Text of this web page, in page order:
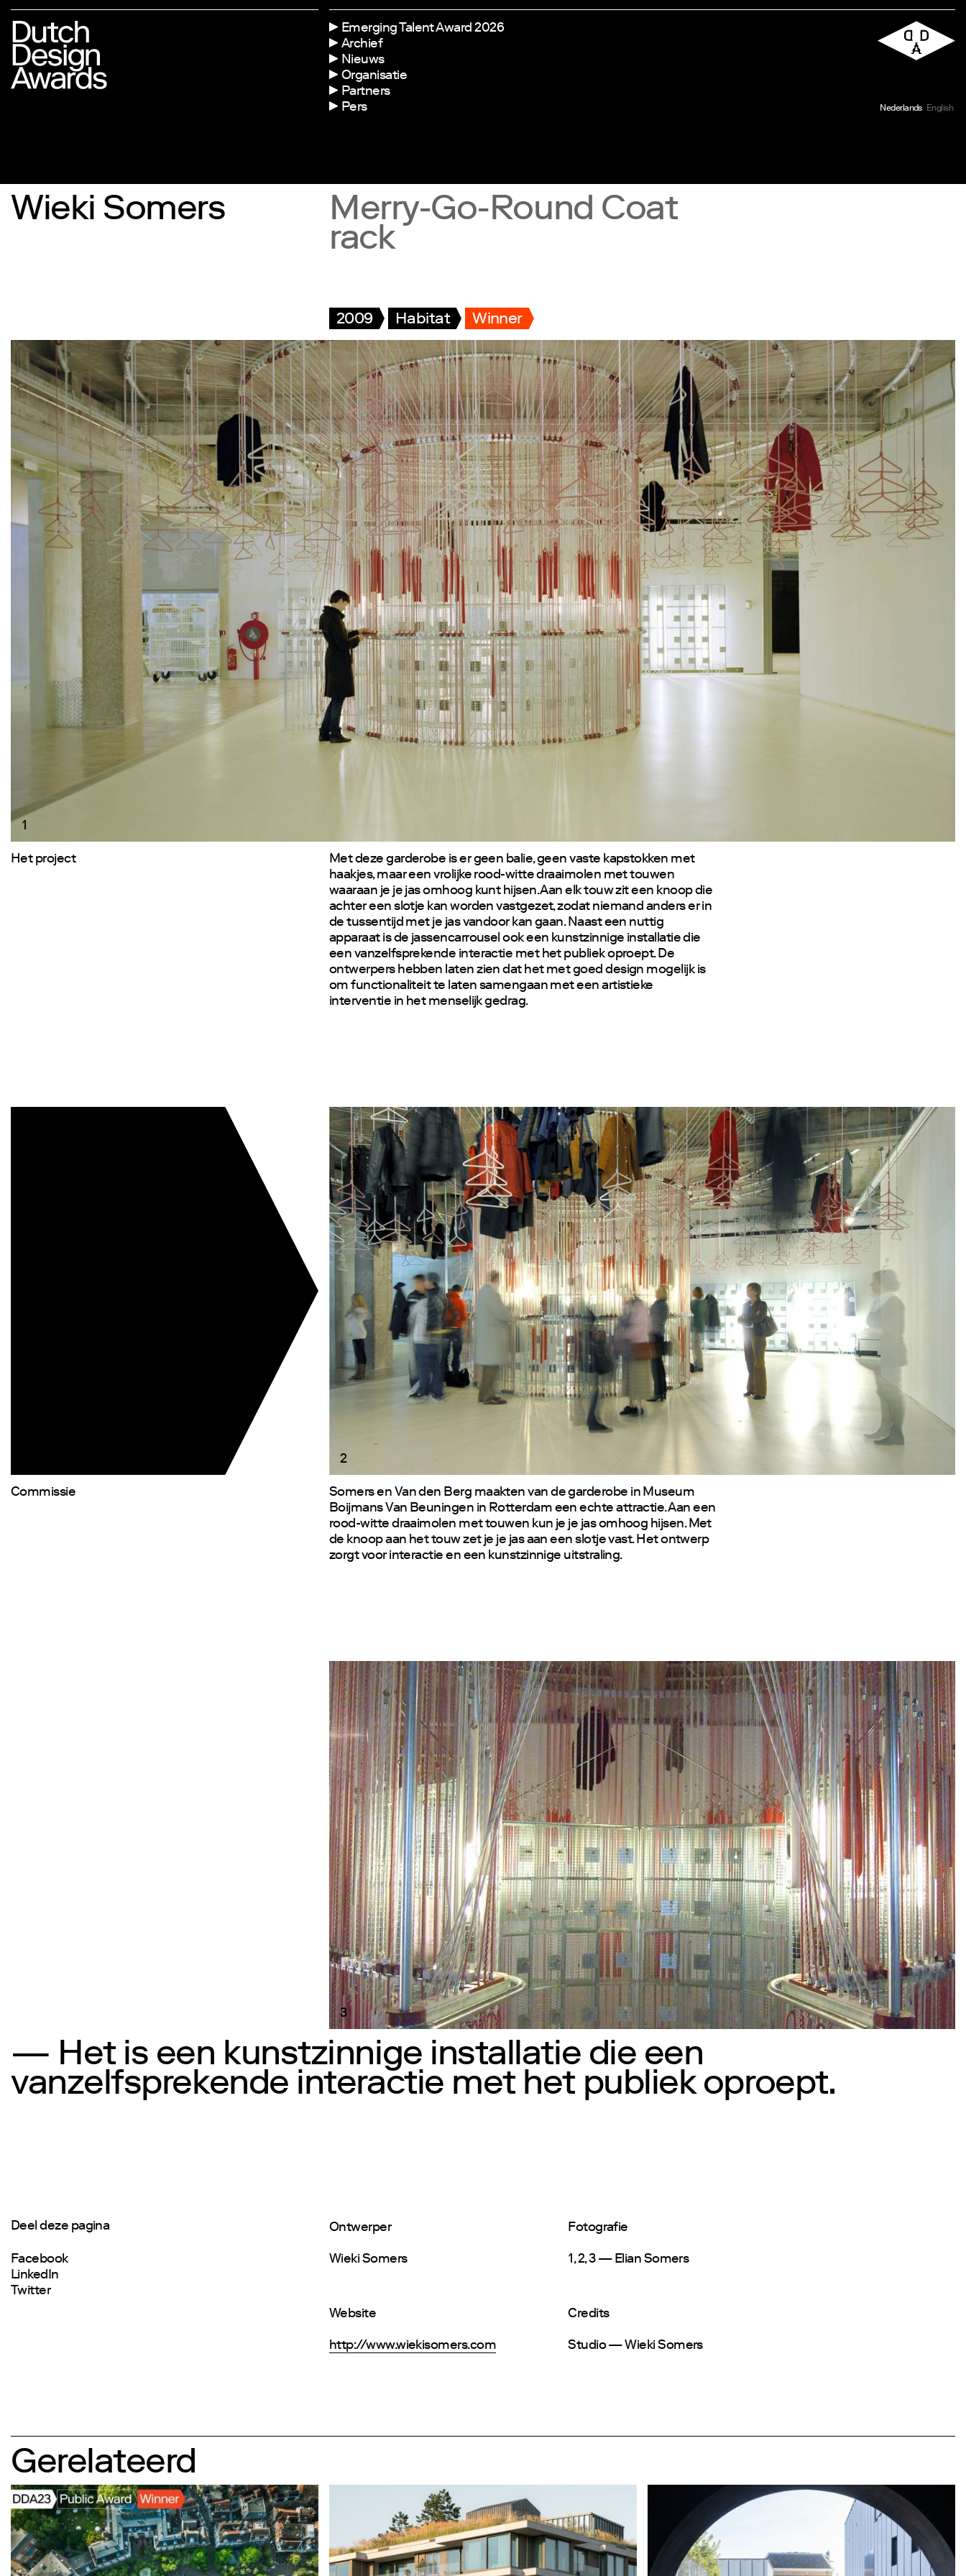
Emerging Talent Award 2026
Archief
Nieuws
Organisatie
Partners
Pers
Nederlands English
Wieki Somers
Merry-Go-Round Coat
rack
2009 Habitat Winner
1
Het project
Met deze garderobe is er geen balie, geen vaste kapstokken met
haakjes, maar een vrolijke rood-witte draaimolen met touwen
waaraan je je jas omhoog kunt hijsen. Aan elk touw zit een knoop die
achter een slotje kan worden vastgezet, zodat niemand anders er in
de tussentijd met je jas vandoor kan gaan. Naast een nuttig
apparaat is de jassencarrousel ook een kunstzinnige installatie die
een vanzelfsprekende interactie met het publiek oproept. De
ontwerpers hebben laten zien dat het met goed design mogelijk is
om functionaliteit te laten samengaan met een artistieke
interventie in het menselijk gedrag.
2
Commissie
Somers en Van den Berg maakten van de garderobe in Museum
Boijmans Van Beuningen in Rotterdam een echte attractie. Aan een
rood-witte draaimolen met touwen kun je je jas omhoog hijsen. Met
de knoop aan het touw zet je je jas aan een slotje vast. Het ontwerp
zorgt voor interactie en een kunstzinnige uitstraling.
3
— Het is een kunstzinnige installatie die een
vanzelfsprekende interactie met het publiek oproept.
Deel deze pagina
Facebook
LinkedIn
Twitter
Ontwerper
Wieki Somers
Fotografie
1, 2, 3 — Elian Somers
Website
http://www.wiekisomers.com
Credits
Studio — Wieki Somers
Gerelateerd